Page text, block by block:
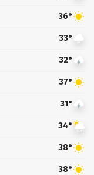
36°
33°
32°
37°
31°
34°
38°
38°